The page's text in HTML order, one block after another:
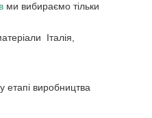
ми вибираємо тільки
Італія,
етапі виробництва